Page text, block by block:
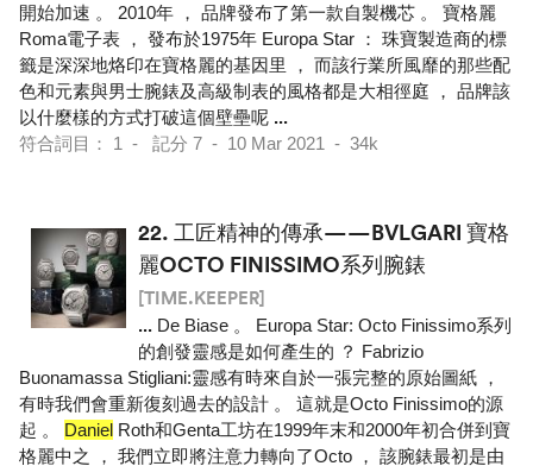
開始加速 。 2010年 ， 品牌發布了第一款自製機芯 。 寶格麗
Roma電子表 ， 發布於1975年 Europa Star ： 珠寶製造商的標
籤是深深地烙印在寶格麗的基因里 ， 而該行業所風靡的那些配
色和元素與男士腕錶及高級制表的風格都是大相徑庭 ， 品牌該
以什麼樣的方式打破這個壁壘呢 ...
符合詞目： 1 - 記分 7 - 10 Mar 2021 - 34k
22. 工匠精神的傳承——BVLGARI 寶格
麗OCTO FINISSIMO系列腕錶
[TIME.KEEPER]
... De Biase 。 Europa Star: Octo Finissimo系列
的創發靈感是如何產生的 ？ Fabrizio
Buonamassa Stigliani:靈感有時來自於一張完整的原始圖紙 ，
有時我們會重新復刻過去的設計 。 這就是Octo Finissimo的源
起 。 Daniel Roth和Genta工坊在1999年末和2000年初合併到寶
格麗中之 ， 我們立即將注意力轉向了Octo ， 該腕錶最初是由